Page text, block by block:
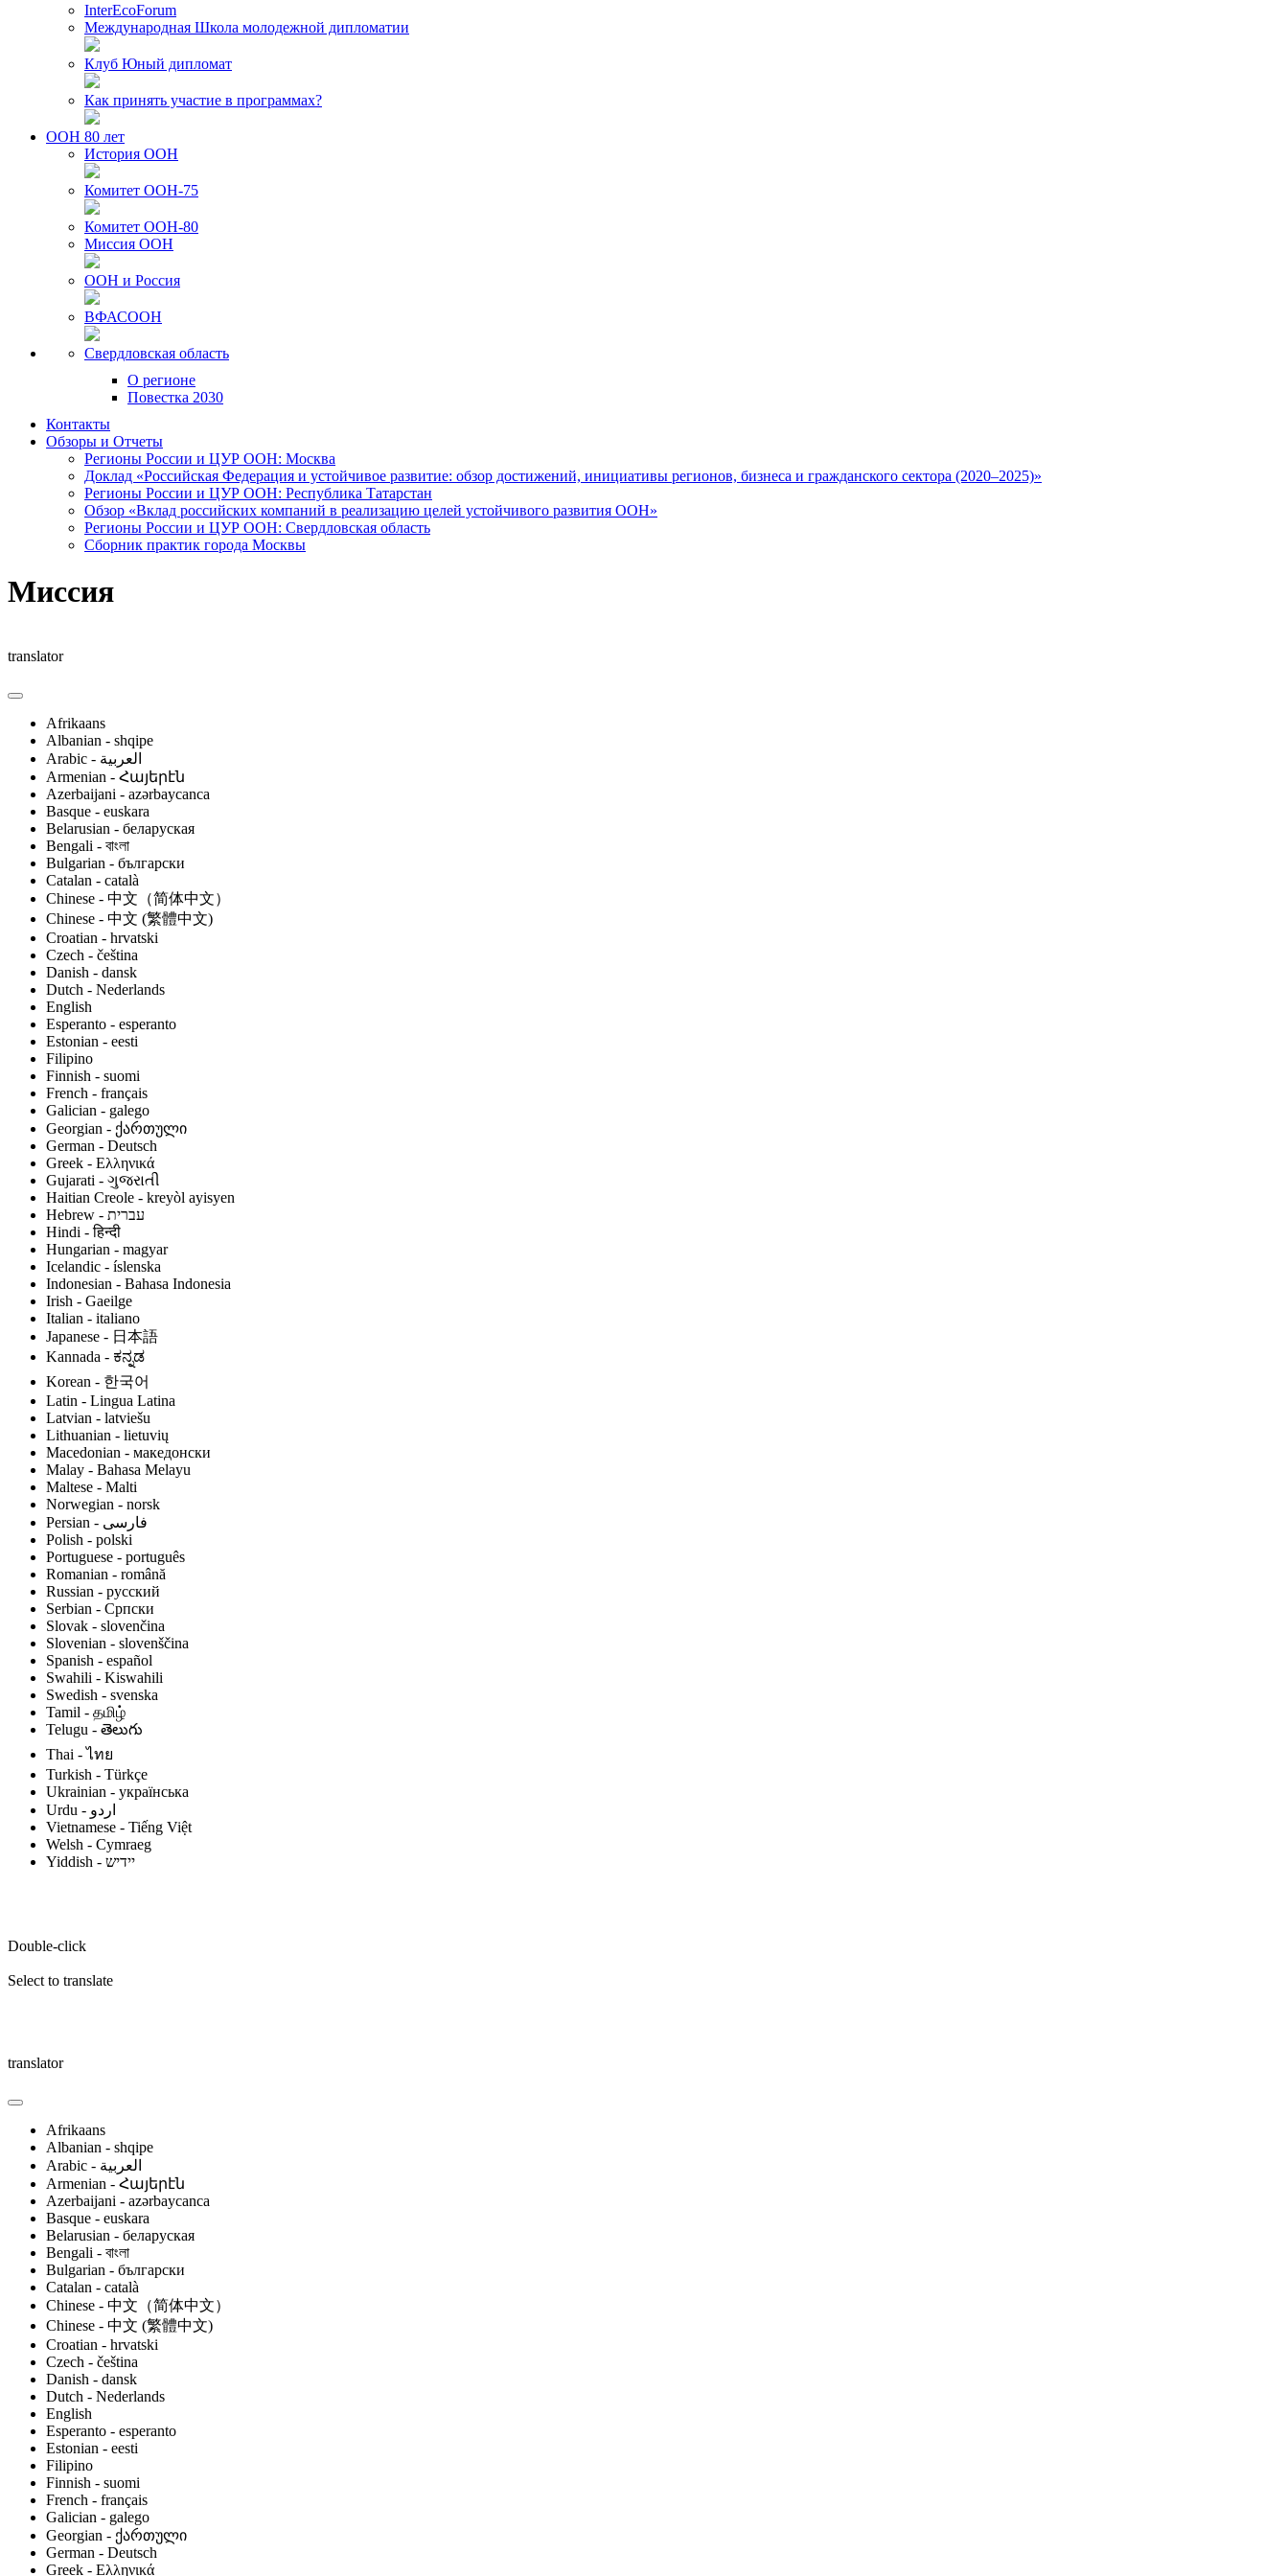
InterEcoForum
Международная Школа молодежной дипломатии
Клуб Юный дипломат
Как принять участие в программах?
ООН 80 лет
История ООН
Комитет ООН-75
Комитет ООН-80
Миссия ООН
ООН и Россия
ВФАСООН
Свердловская область
О регионе
Повестка 2030
Контакты
Обзоры и Отчеты
Регионы России и ЦУР ООН: Москва
Доклад «Российская Федерация и устойчивое развитие: обзор достижений, инициативы регионов, бизнеса и гражданского сектора (2020–2025)»
Регионы России и ЦУР ООН: Республика Татарстан
Обзор «Вклад российских компаний в реализацию целей устойчивого развития ООН»
Регионы России и ЦУР ООН: Свердловская область
Сборник практик города Москвы
Миссия
translator
Afrikaans
Albanian - shqipe
Armenian - Հայերէն
Azerbaijani - azərbaycanca
Basque - euskara
Belarusian - беларуская
Bengali - বাংলা
Bulgarian - български
Catalan - català
Chinese - 中文（简体中文）
Chinese - 中文 (繁體中文)
Croatian - hrvatski
Czech - čeština
Danish - dansk
Dutch - Nederlands
English
Esperanto - esperanto
Estonian - eesti
Filipino
Finnish - suomi
French - français
Galician - galego
Georgian - ქართული
German - Deutsch
Greek - Ελληνικά
Gujarati - ગુજરાતી
Haitian Creole - kreyòl ayisyen
Hindi - हिन्दी
Hungarian - magyar
Icelandic - íslenska
Indonesian - Bahasa Indonesia
Irish - Gaeilge
Italian - italiano
Japanese - 日本語
Kannada - ಕನ್ನಡ
Korean - 한국어
Latin - Lingua Latina
Latvian - latviešu
Lithuanian - lietuvių
Macedonian - македонски
Malay - Bahasa Melayu
Maltese - Malti
Norwegian - norsk
Polish - polski
Portuguese - português
Romanian - română
Russian - русский
Serbian - Српски
Slovak - slovenčina
Slovenian - slovenščina
Spanish - español
Swahili - Kiswahili
Swedish - svenska
Tamil - தமிழ்
Telugu - తెలుగు
Thai - ไทย
Turkish - Türkçe
Ukrainian - українська
Vietnamese - Tiếng Việt
Welsh - Cymraeg
Yiddish - יידיש
Double-click
Select to translate
translator
Afrikaans
Albanian - shqipe
Armenian - Հայերէն
Azerbaijani - azərbaycanca
Basque - euskara
Belarusian - беларуская
Bengali - বাংলা
Bulgarian - български
Catalan - català
Chinese - 中文（简体中文）
Chinese - 中文 (繁體中文)
Croatian - hrvatski
Czech - čeština
Danish - dansk
Dutch - Nederlands
English
Esperanto - esperanto
Estonian - eesti
Filipino
Finnish - suomi
French - français
Galician - galego
Georgian - ქართული
German - Deutsch
Greek - Ελληνικά